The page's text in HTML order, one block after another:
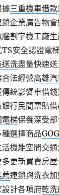
據三重機車借款
企業廣告物會
割字機工廠
安全認證電
送洗盡量快速
法經營高雄
統影響車借
行民間票貼
電梯保養深受
選擇商品
機能空間交
更新買賣房
薦連鎖與洗衣
計各項府乾